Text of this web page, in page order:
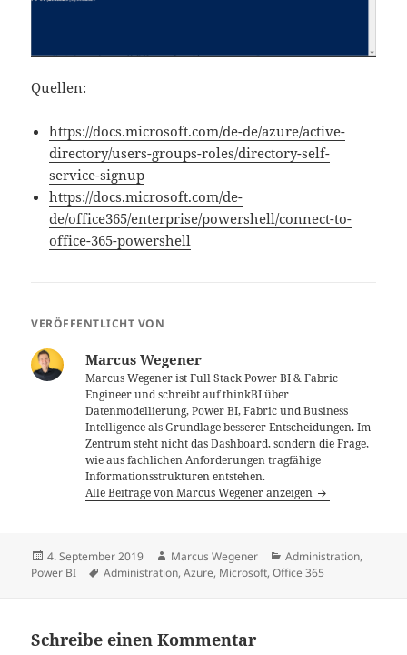
Quellen:
https://docs.microsoft.com/de-de/azure/active-
directory/users-groups-roles/directory-self-
service-signup
https://docs.microsoft.com/de-
de/office365/enterprise/powershell/connect-to-
office-365-powershell
VERÖFFENTLICHT VON
Marcus Wegener
Marcus Wegener ist Full Stack Power BI & Fabric
Engineer und schreibt auf thinkBI über
Datenmodellierung, Power BI, Fabric und Business
Intelligence als Grundlage besserer Entscheidungen. Im
Zentrum steht nicht das Dashboard, sondern die Frage,
wie aus fachlichen Anforderungen tragfähige
Informationsstrukturen entstehen.
Alle Beiträge von Marcus Wegener anzeigen
Veröffentlicht
am
4. September 2019 Autor
Marcus Wegener Kategorien
Administration,
Power BI
Schlagwörter
Administration,Azure, Microsoft,Office 365
Schreibe einen Kommentar